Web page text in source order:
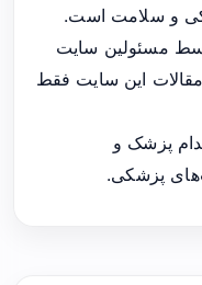
و سلامت است.
مسئولین سایت
مقالات این سایت فقط
پزشک و